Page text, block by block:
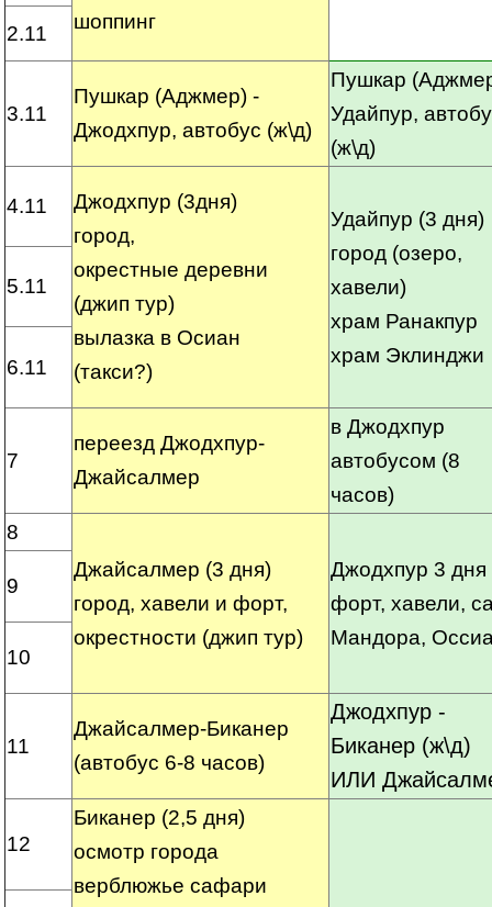
шоппинг
2.11
3.11
Пушкар (Аджмер) -
Джодхпур, автобус (ж\д)
Пушкар
Удайпур,
(ж\д)
4.11
Джодхпур (3дня)
город,
окрестные деревни
(джип тур)
вылазка в Осиан
(такси?)
Удайпур (3 дня)
город (озеро,
хавели)
храм Ранакпур
храм Эклинджи
5.11
6.11
7
переезд Джодхпур-
Джайсалмер
в Джодхпур
автобусом (8
часов)
8
Джайсалмер (3 дня)
город, хавели и форт,
окрестности (джип тур)
Джодхпур 3 дня
форт, хавели,
Мандора,
9
10
11
Джайсалмер-Биканер
(автобус 6-8 часов)
Джодхпур -
Биканер (ж\д)
ИЛИ
12
Биканер (2,5 дня)
осмотр города
верблюжье сафари